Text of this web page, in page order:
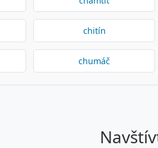
chitín
chumáč